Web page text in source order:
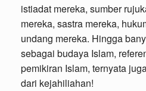
istiadat mereka, sumber
mereka, sastra mereka,
undang mereka. Hingga
sebagai budaya Islam,
pemikiran Islam, ternyata
dari kejahiliahan!